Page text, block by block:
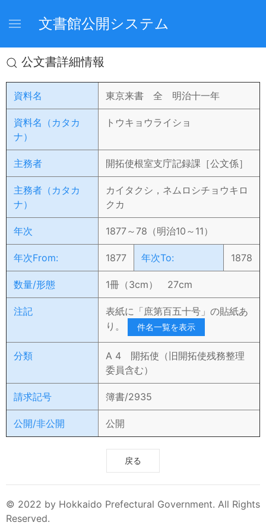
文書館公開システム
公文書詳細情報
資料名 東京来書 全 明治十一年
資料名（カタカ
ナ）
トウキョウライショ
主務者 開拓使根室支庁記録課［公文係］
主務者（カタカ
ナ）
カイタクシ，ネムロシチョウキロ
クカ
年次 1877～78（明治10～11）
年次From: 1877 年次To: 1878
数量/形態 1冊（3cm） 27cm
注記
表紙に「庶第百五十号」の貼紙あ
り。
件名一覧を表示
分類
A 4 開拓使（旧開拓使残務整理
委員含む）
請求記号 簿書/2935
公開/非公開 公開
戻る
© 2022 by Hokkaido Prefectural Government. All Rights
Reserved.